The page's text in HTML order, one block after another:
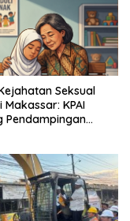
Seksual
Makassar: KPAI
Pendampingan